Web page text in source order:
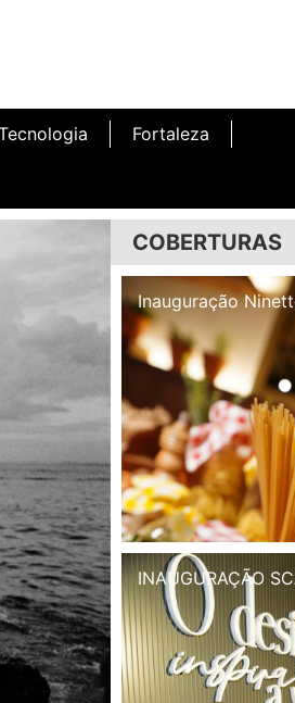
Fortaleza
COBERTURAS
Inauguração Illa
INAUGURAÇÃO